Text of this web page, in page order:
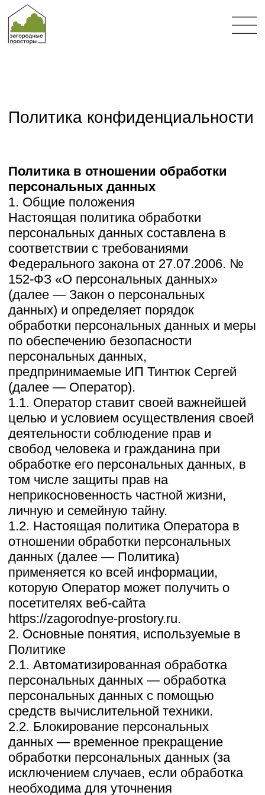
Политика в отношении обработки
персональных данных составлена в
соответствии с требованиями
Федерального закона от 27.07.2006. №
152-ФЗ «О персональных данных»
(далее — Закон о персональных
данных) и определяет порядок
обработки персональных данных и меры
по обеспечению безопасности
персональных данных,
предпринимаемые ИП Тинтюк Сергей
(далее — Оператор).
1.1. Оператор ставит своей важнейшей
целью и условием осуществления своей
деятельности соблюдение прав и
свобод человека и гражданина при
обработке его персональных данных, в
том числе защиты прав на
неприкосновенность частной жизни,
личную и семейную тайну.
1.2. Настоящая политика Оператора в
отношении обработки персональных
данных (далее — Политика)
применяется ко всей информации,
которую Оператор может получить о
посетителях веб-сайта
https://zagorodnye-prostory.ru.
2. Основные понятия, используемые в
Политике
2.1. Автоматизированная обработка
персональных данных — обработка
персональных данных с помощью
средств вычислительной техники.
2.2. Блокирование персональных
данных — временное прекращение
обработки персональных данных (за
исключением случаев, если обработка
необходима для уточнения
персональных данных).
2.3. Веб-сайт — совокупность
графических и информационных
материалов, а также программ для ЭВМ
и баз данных, обеспечивающих их
доступность в сети интернет по сетевому
адресу https://zagorodnye-prostory.ru.
2.4. Информационная система
персональных данных — совокупность
содержащихся в базах данных
персональных данных и
обеспечивающих их обработку
информационных технологий и
технических средств.
2.5. Обезличивание персональных
данных — действия, в результате
которых невозможно определить без
использования дополнительной
информации принадлежность
персональных данных конкретному